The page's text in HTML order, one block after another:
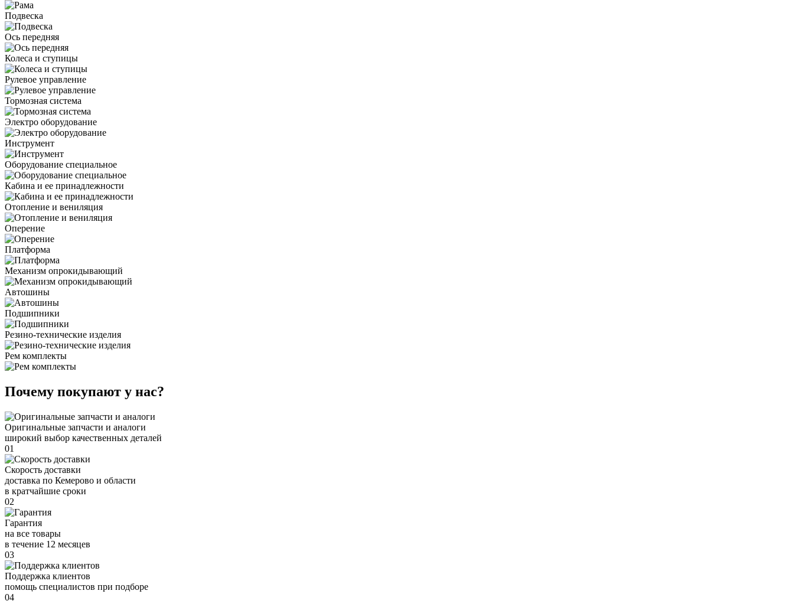
Подвеска
Ось передняя
Колеса и ступицы
Рулевое управление
Тормозная система
Электро оборудование
Инструмент
Оборудование специальное
Кабина и ее принадлежности
Отопление и вениляция
Оперение
Платформа
Механизм опрокидывающий
Автошины
Подшипники
Резино-технические изделия
Рем комплекты
Почему покупают у нас?
Оригинальные запчасти и аналоги
широкий выбор качественных деталей
01
Скорость доставки
доставка по Кемерово и области
в кратчайшие сроки
02
Гарантия
на все товары
в течение 12 месяцев
03
Поддержка клиентов
помощь специалистов при подборе
04